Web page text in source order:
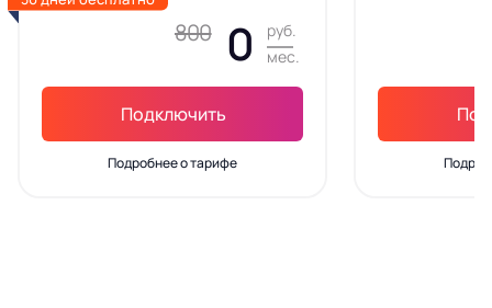
800 0
руб.
мес.
Подключить
Подробнее о тарифе